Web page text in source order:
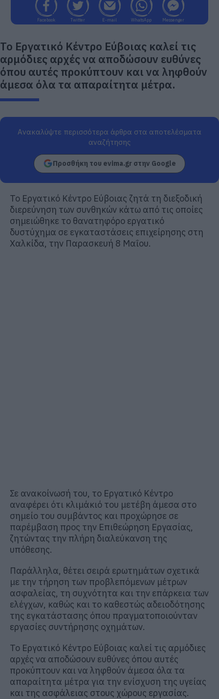
Facebook Twitter E-mail WhatsApp Messenger
Το Εργατικό Κέντρο Εύβοιας καλεί τις
αρμόδιες αρχές να αποδώσουν ευθύνες
όπου αυτές προκύπτουν και να ληφθούν
άμεσα όλα τα απαραίτητα μέτρα.
Ανακαλύψτε περισσότερα άρθρα στα αποτελέσματα
αναζήτησης
Προσθήκη του evima.gr στην Google
Το Εργατικό Κέντρο Εύβοιας ζητά τη διεξοδική
διερεύνηση των συνθηκών κάτω από τις οποίες
σημειώθηκε το θανατηφόρο εργατικό
δυστύχημα σε εγκαταστάσεις επιχείρησης στη
Χαλκίδα, την Παρασκευή 8 Μαΐου.
Σε ανακοίνωσή του, το Εργατικό Κέντρο
αναφέρει ότι κλιμάκιό του μετέβη άμεσα στο
σημείο του συμβάντος και προχώρησε σε
παρέμβαση προς την Επιθεώρηση Εργασίας,
ζητώντας την πλήρη διαλεύκανση της
υπόθεσης.
Παράλληλα, θέτει σειρά ερωτημάτων σχετικά
με την τήρηση των προβλεπόμενων μέτρων
ασφαλείας, τη συχνότητα και την επάρκεια των
ελέγχων, καθώς και το καθεστώς αδειοδότησης
της εγκατάστασης όπου πραγματοποιούνταν
εργασίες συντήρησης οχημάτων.
Το Εργατικό Κέντρο Εύβοιας καλεί τις αρμόδιες
αρχές να αποδώσουν ευθύνες όπου αυτές
προκύπτουν και να ληφθούν άμεσα όλα τα
απαραίτητα μέτρα για την ενίσχυση της υγείας
και της ασφάλειας στους χώρους εργασίας.